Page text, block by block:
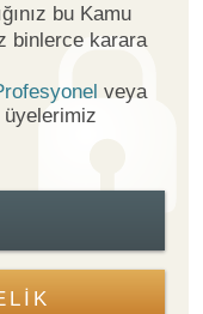
bu Kamu
binlerce karara
veya
üyelerimiz